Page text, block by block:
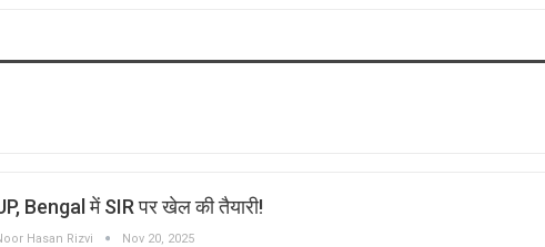
Bengal में SIR पर खेल की तैयारी!
Hasan Rizvi Nov 20, 2025